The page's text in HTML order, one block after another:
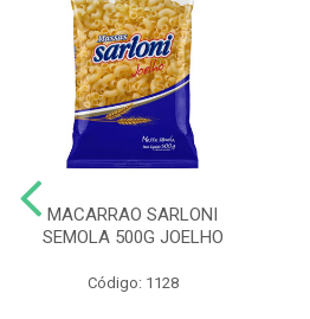
MACARRAO SARLONI
SEMOLA 500G JOELHO
Código: 1128